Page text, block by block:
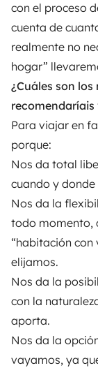
con el proceso
cuenta de
realmente no
hogar”
¿Cuáles son
Para viajar en
porque:
Nos da total
cuando y
Nos da la
todo momento,
“habitación con
elijamos.
Nos da la
con la
aporta.
Nos da la
vayamos, ya